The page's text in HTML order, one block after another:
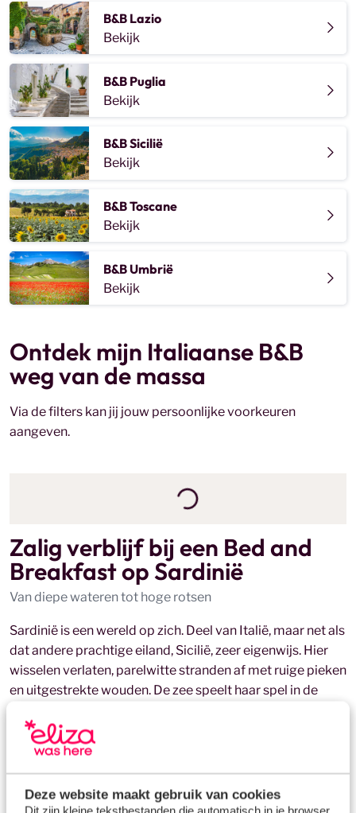
Deze website maakt gebruik van cookies
Dit zijn kleine tekstbestanden die automatisch in je browser
aan het zwembad van de B&B spenderen. Maar met een
huurauto heb je alle bezienswaardigheden binnen
handbereik. Zo sta je direct weer tussen de mensen en
ontdek je de pittoreske dorpjes, de indrukwekkende
natuur of de glamour van de elegante Costa Smeralda!
Via mijn website kan jij eenvoudig een vakantie boeken
bij een van mijn mijn kleinschalige B&B op Sardinië. Heb
je last van keuzestress? Geen zorgen, je mag altijd
contact met mij opnemen voor een persoonlijk
reisadvies.
B&B Lazio
Bekijk
B&B Puglia
Bekijk
B&B Sicilië
Bekijk
B&B Toscane
Bekijk
B&B Umbrië
Bekijk
Ontdek mijn Italiaanse B&B
weg van de massa
Via de filters kan jij jouw persoonlijke voorkeuren
aangeven.
Zalig verblijf bij een Bed and
Breakfast op Sardinië
Van diepe wateren tot hoge rotsen
Sardinië is een wereld op zich. Deel van Italië, maar net als
dat andere prachtige eiland, Sicilië, zeer eigenwijs. Hier
wisselen verlaten, parelwitte stranden af met ruige pieken
en uitgestrekte wouden. De zee speelt haar spel in de
romantische Bed & Breakfast op Sardinië.
Van daaruit ontdek ik steeds weer een andere kant van dit
veelzijdige eiland. Van het dorpje Ollolai tot de baaitjes bij
Arbatax en de groene streek Muravera; ik ga graag op